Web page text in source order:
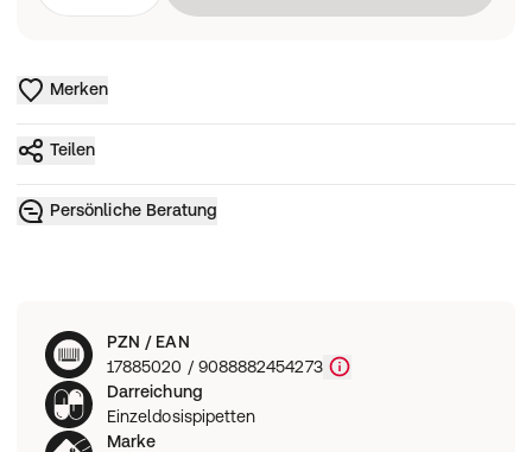
Merken
Teilen
Persönliche Beratung
PZN / EAN
17885020 / 9088882454273
Darreichung
Einzeldosispipetten
Marke